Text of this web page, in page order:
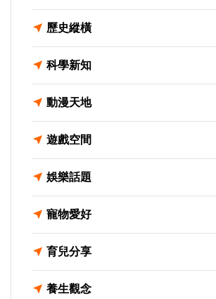
歷史縱橫
科學新知
動漫天地
遊戲空間
娛樂話題
寵物愛好
育兒分享
養生觀念